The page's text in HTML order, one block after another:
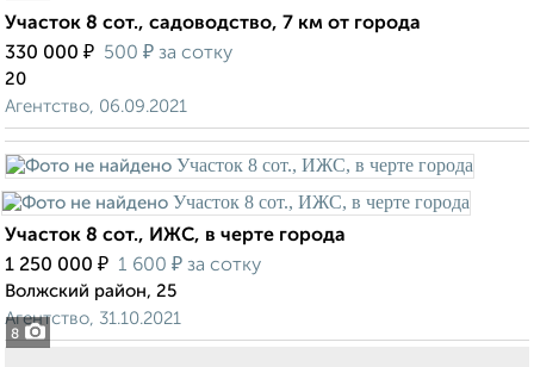
Участок 8 сот., садоводство, 7 км от города
330 000 ₽ 500 ₽ за сотку
20
Агентство, 06.09.2021
8
Участок 8 сот., ИЖС, в черте города
1 250 000 ₽ 1 600 ₽ за сотку
Волжский район, 25
Агентство, 31.10.2021